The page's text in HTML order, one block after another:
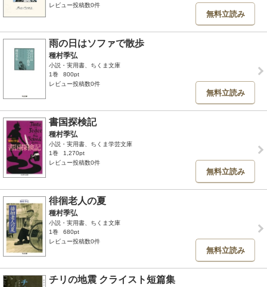
レビュー投稿数0件
無料立読み
雨の日はソファで散歩
種村季弘
小説・実用書、ちくま文庫
1巻
800pt
レビュー投稿数0件
無料立読み
書国探検記
種村季弘
小説・実用書、ちくま学芸文庫
1巻
1,270pt
レビュー投稿数0件
無料立読み
徘徊老人の夏
種村季弘
小説・実用書、ちくま文庫
1巻
680pt
レビュー投稿数0件
無料立読み
チリの地震 クライスト短篇集